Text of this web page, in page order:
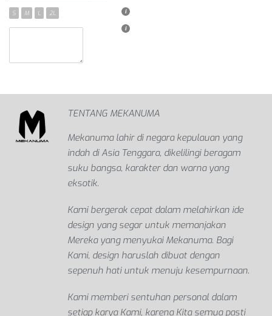
S M L 2L
TENTANG MEKANUMA
Mekanuma lahir di negara kepulauan yang
indah di Asia Tenggara, dikelilingi beragam
suku bangsa, karakter dan warna yang
eksotik.
Kami bergerak cepat dalam melahirkan ide
design yang segar untuk memanjakan
Mereka yang menyukai Mekanuma. Bagi
Kami, design haruslah dibuat dengan
sepenuh hati untuk menuju kesempurnaan.
Kami memberi sentuhan personal dalam
setiap karya Kami, karena Kita semua pasti